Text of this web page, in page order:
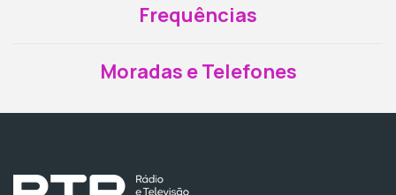
Frequências
Moradas e Telefones